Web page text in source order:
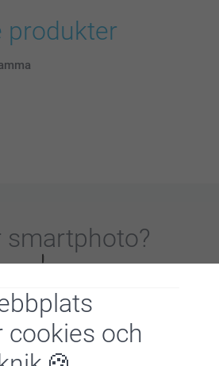
cookies och
produkter
smartphoto?